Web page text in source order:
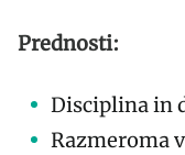
Prednosti:
Disciplina in
Razmeroma